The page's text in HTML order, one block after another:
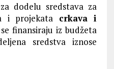
dodelu sredstava za
i projekata crkava i
finansiraju iz budžeta
sredstva iznose